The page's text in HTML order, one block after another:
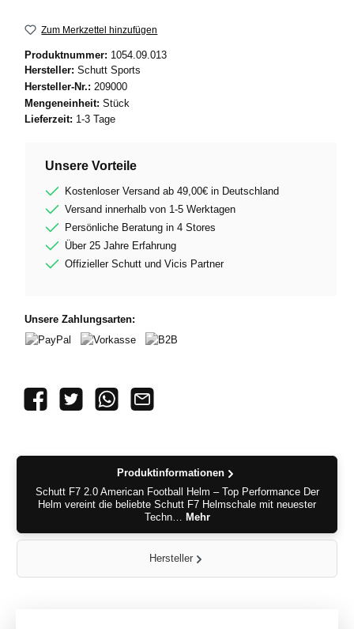
Zum Merkzettel hinzufügen
Produktnummer: 1054.09.013
Hersteller: Schutt Sports
Hersteller-Nr.: 209000
Mengeneinheit: Stück
Lieferzeit: 1-3 Tage
Unsere Vorteile
Kostenloser Versand ab 49,00€ in Deutschland
Versand innerhalb von 1-5 Werktagen
Persönliche Beratung in 4 Stores
Über 25 Jahre Erfahrung
Offizieller Schutt und Vicis Partner
Unsere Zahlungsarten:
Produktinformationen
Schutt F7 2.0 American Football Helm – Top Performance Der
Helm vereint die beliebte Schutt F7 Helmschale mit neuester
Techn… Mehr
Hersteller